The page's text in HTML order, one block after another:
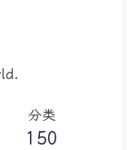
分类
150